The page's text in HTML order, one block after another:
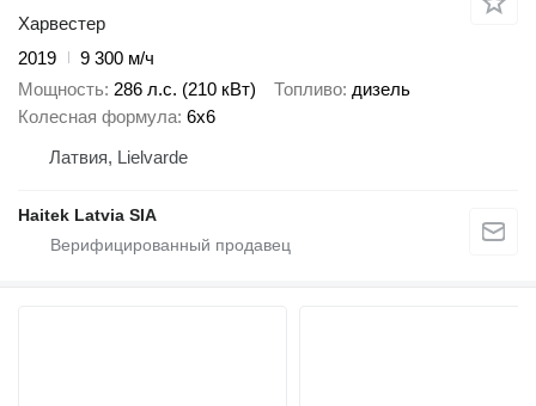
Харвестер
2019
9 300 м/ч
Мощность 286 л.с. (210 кВт) Топливо дизель
Колесная формула 6x6
Латвия, Lielvarde
Haitek Latvia SIA